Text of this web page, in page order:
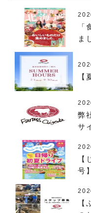
ま
【
弊
サ
号